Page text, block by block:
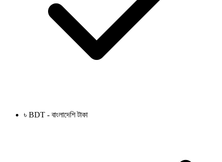
৳ BDT - বাংলাদেশি টাকা